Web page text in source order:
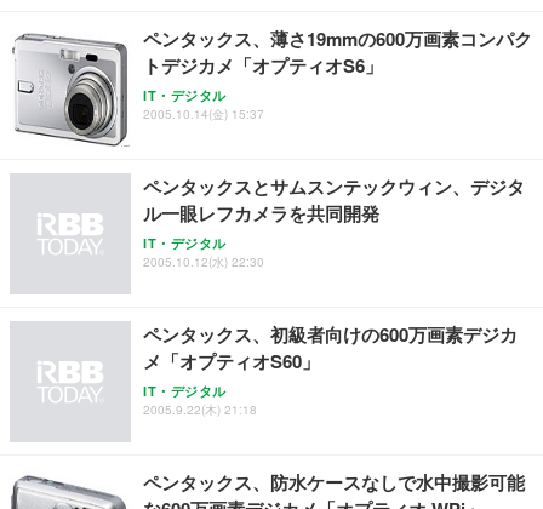
レスト 3Dヘッドレスト ハンガー付き 高反発クッシ
ョン PCチェア 通気性メッシュ ゲーミング/勉強/事
務用 おしゃれ パソコンチェア (ブラック)
￥7,680
Sezlife オフィスチェア デスクチェア 疲れない テレ
レスト 3Dヘッドレスト ハンガー付き 高反発クッシ
ョン PCチェア 通気性メッシュ ゲーミング/勉強/事
務用 おしゃれ パソコンチェア (ホワイト)
￥7,680
ANDWINT オフィスチェア デスクチェア 肘なし メ
ト 幅52×奥行58.5×高さ84～96cm テレワーク 在宅
勤務 ブラック
￥4,139
￥49,979
【整備済み品】Dell E2724HS 27インチ 液晶モニタ
応 ComfortView ビジネス向け
￥15,800
【MiniLED/24.5inch/280Hz/FHD】GRAPHT THE S
像低減 (3年保証 | 輝点保証 | 日本メーカー)
￥34,980
￥1,800
Smart Basic(スマートベーシック) 【Amazon.co.jp
￥3,670
アイリスオーヤマ ペットシーツ 超厚型 お徳用 レギ
￥3,731
ペンタックス、薄さ19mmの600万画素コンパク
トデジカメ「オプティオS6」
IT・デジタル
2005.10.14(金) 15:37
ペンタックスとサムスンテックウィン、デジタ
ル一眼レフカメラを共同開発
IT・デジタル
2005.10.12(水) 22:30
ペンタックス、初級者向けの600万画素デジカ
メ「オプティオS60」
IT・デジタル
2005.9.22(木) 21:18
ペンタックス、防水ケースなしで水中撮影可能